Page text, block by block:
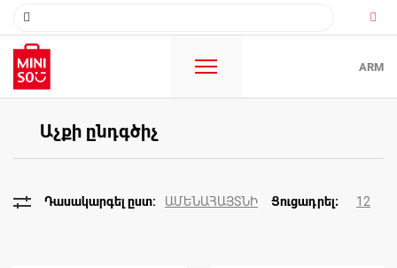
ARM
Աչքի ընդգծիչ
ԱՄԵՆԱՀԱՅՏՆԻ 12